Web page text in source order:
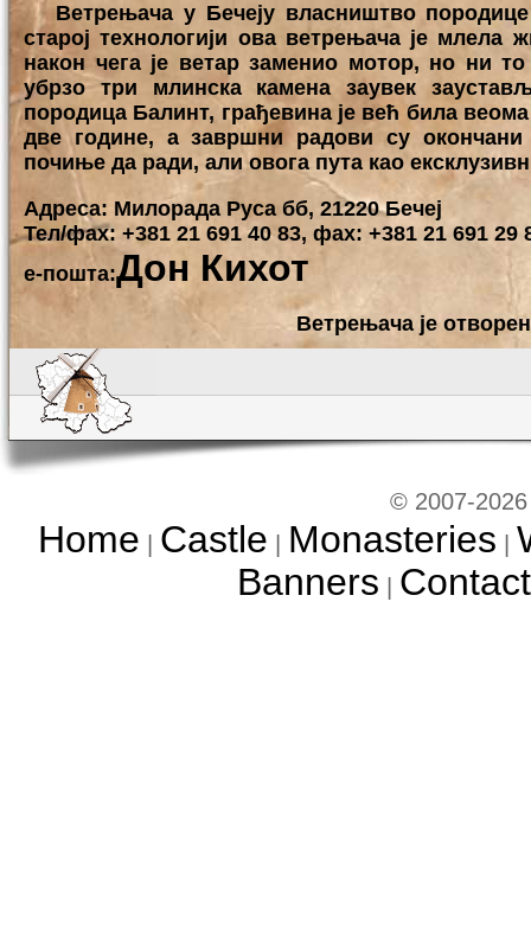
Ветрењача у Бечеју власништво породице
старој технологији ова ветрењача је млела
након чега је ветар заменио мотор, но ни
убрзо три млинска камена заувек
породица Балинт, грађевина је већ била
две године, а завршни радови су
почиње да ради, али овога пута као
Адреса: Милорада Руса бб, 21220 Бечеј
Тел/фаx: +381 21 691 40 83, фаx: +381 21 691 29
е-пошта:Дон Кихот
Ветрењача је
© 2007-
Home Castle Monasteries
Banners Contact